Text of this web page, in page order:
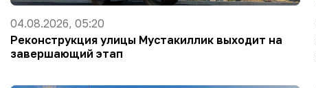
04.08.2026, 05:20
Реконструкция улицы Мустакиллик выходит на
завершающий этап